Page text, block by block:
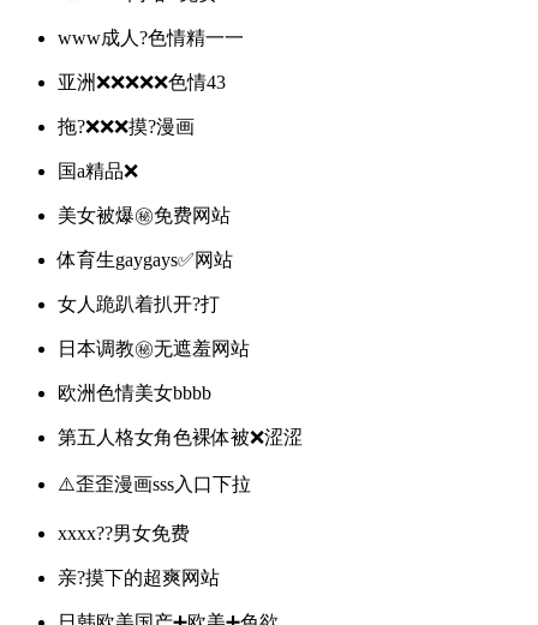
www成人?色情精一一
亚洲❌❌❌❌❌色情43
拖?❌❌❌摸?漫画
国a精品❌
美女被爆㊙️免费网站
体育生gaygays✅网站
女人跪趴着扒开?打
日本调教㊙️无遮羞网站
欧洲色情美女bbbb
第五人格女角色裸体被❌涩涩
⚠️歪歪漫画sss入口下拉
xxxx??男女免费
亲?摸下的超爽网站